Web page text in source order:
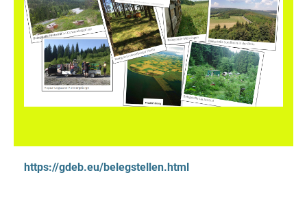
https://gdeb.eu/belegstellen.html